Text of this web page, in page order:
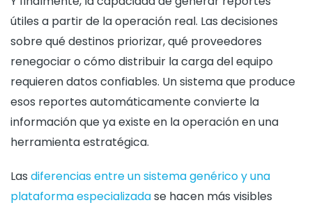
útiles a partir de la operación real. Las decisiones
sobre qué destinos priorizar, qué proveedores
renegociar o cómo distribuir la carga del equipo
requieren datos confiables. Un sistema que produce
esos reportes automáticamente convierte la
información que ya existe en la operación en una
herramienta estratégica.
Las diferencias entre un sistema genérico y una
plataforma especializadase hacen más visibles